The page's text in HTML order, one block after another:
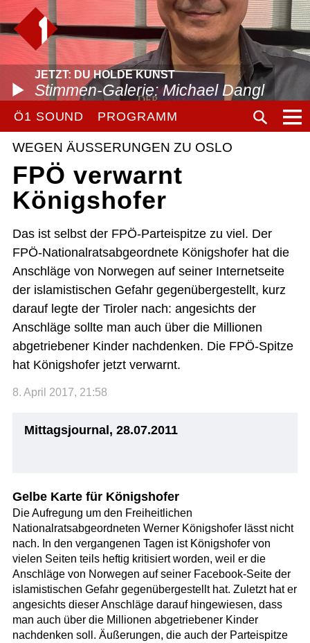
JETZT: DU HOLDE KUNST
Stimmen-Galerie: Michael Dangl
Ö1 SOUND PROGRAMM
WEGEN ÄUSSERUNGEN ZU OSLO
FPÖ verwarnt
Königshofer
Das ist selbst der FPÖ-Parteispitze zu viel. Der
FPÖ-Nationalratsabgeordnete Königshofer hat die
Anschläge von Norwegen auf seiner Internetseite
der islamistischen Gefahr gegenübergestellt, kurz
darauf legte der Tiroler nach: angesichts der
Anschläge sollte man auch über die Millionen
abgetriebener Kinder nachdenken. Die FPÖ-Spitze
hat Königshofer jetzt verwarnt.
8. April 2017, 21:58
Mittagsjournal, 28.07.2011
Gelbe Karte für Königshofer
Die Aufregung um den Freiheitlichen
Nationalratsabgeordneten Werner Königshofer lässt nicht
nach. In den vergangenen Tagen ist Königshofer von
vielen Seiten teils heftig kritisiert worden, weil er die
Anschläge von Norwegen auf seiner Facebook-Seite der
islamistischen Gefahr gegenübergestellt hat. Zuletzt hat er
angesichts dieser Anschläge darauf hingewiesen, dass
man auch über die Millionen abgetriebener Kinder
nachdenken soll. Äußerungen, die auch der Parteispitze